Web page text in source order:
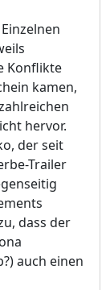
Konflikte
kamen,
hervor.
der seit
Trailer
dass der
auch einen